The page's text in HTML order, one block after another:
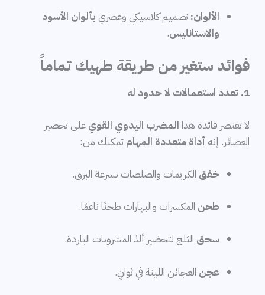
الألوان: تصميم كلاسيكي وعصري بألوان الأسود
والاستانليس.
فوائد ستغير من طريقة طهيك تماماً
1. تعدد استعمالات لا حدود له
لا تقتصر فائدة هذا المضرب اليدوي القوي على تحضير
العصائر. إنه أداة متعددة المهام تمكنك من:
خفق الكريمات والصلصات بسرعة البرق.
طحن المكسرات والبهارات طحنًا ناعمًا.
سحق الثلج لتحضير ألذ المشروبات الباردة.
عجن العجائن اللينة في ثوانٍ.